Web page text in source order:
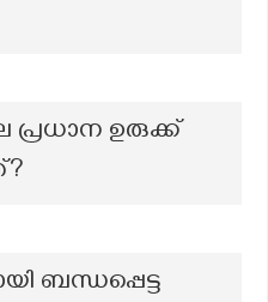
പ്രധാന ഉരുക്ക്
ബന്ധപ്പെട്ട